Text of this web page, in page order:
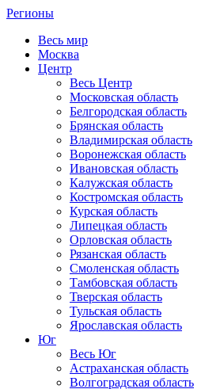
Регионы
Весь мир
Москва
Центр
Весь Центр
Московская область
Белгородская область
Брянская область
Владимирская область
Воронежская область
Ивановская область
Калужская область
Костромская область
Курская область
Липецкая область
Орловская область
Рязанская область
Смоленская область
Тамбовская область
Тверская область
Тульская область
Ярославская область
Юг
Весь Юг
Астраханская область
Волгоградская область